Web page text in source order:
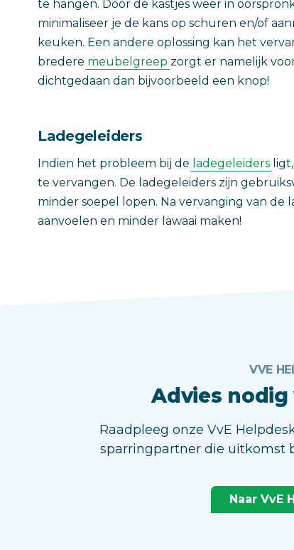
te hangen. Door de kastjes weer in
minimaliseer je de kans op schuren en/of
keuken. Een andere oplossing kan het
bredere meubelgreep zorgt er namelijk
dichtgedaan dan bijvoorbeeld een knop!
Ladegeleiders
Indien het probleem bij de ladegeleiders
te vervangen. De ladegeleiders zijn
minder soepel lopen. Na vervanging van de
aanvoelen en minder lawaai maken!
VVE
Advies nodig
Raadpleeg onze VvE
sparringpartner die uitkomst
Naar VvE